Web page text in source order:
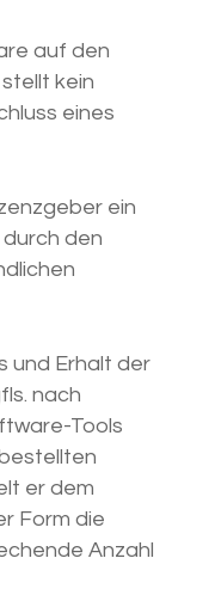
auf den
kein
eines
ein
den
und Erhalt der
nach
Tools
er dem
Form die
Anzahl